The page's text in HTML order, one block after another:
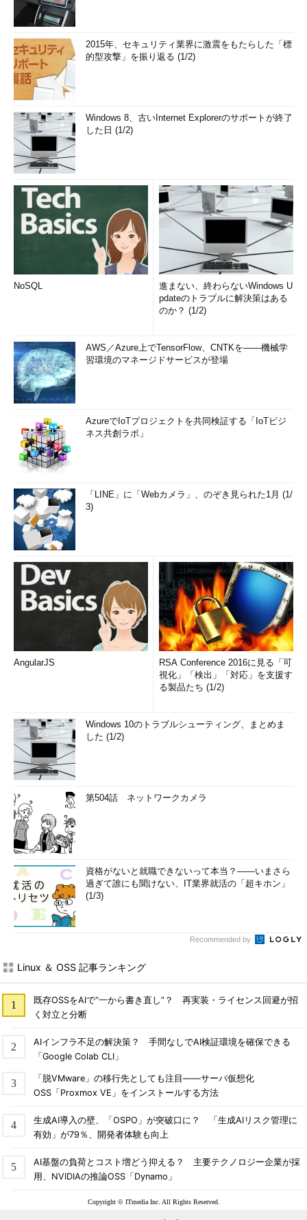
2015年、セキュリティ業界に激震をもたらした「標
的型攻撃」を振り返る (1/2)
Windows 8、古いInternet Explorerのサポートが終了
した日 (1/2)
NoSQL
進まない、終わらないWindows U
pdateのトラブルに解決策はある
のか？ (1/2)
AWS／Azure上でTensorFlow、CNTKを――機械学
習環境のマネージドサービスが登場
AzureでIoTプロジェクトを共同検証する「IoTビジ
ネス共創ラボ」
「LINE」に「Webカメラ」、のぞき見られた1月 (1/
3)
AngularJS
RSA Conference 2016に見る「可
視化」「検出」「対応」を支援す
る製品たち (1/2)
Windows 10のトラブルシューティング、まとめま
した (1/2)
第504話 ネットワークカメラ
資格がないと就職できないって本当？――いまさら
過ぎて誰にも聞けない、IT業界就活の「超キホン」
(1/3)
Recommended by
Linux ＆ OSS 記事ランキング
既存OSSをAIで“一から書き直し”？ 再実装・ライセンス回避が招
く対立と分断
AIインフラ不足の解決策？ 手間なしでAI検証環境を確保できる
「Google Colab CLI」
「脱VMware」の移行先としても注目――サーバ仮想化
OSS「Proxmox VE」をインストールする方法
生成AI導入の壁、「OSPO」が突破口に？ 「生成AIリスク管理に
有効」が79％、開発者体験も向上
AI基盤の負荷とコスト増どう抑える？ 主要テクノロジー企業が採
用、NVIDIAの推論OSS「Dynamo」
Copyright © ITmedia Inc. All Rights Reserved.